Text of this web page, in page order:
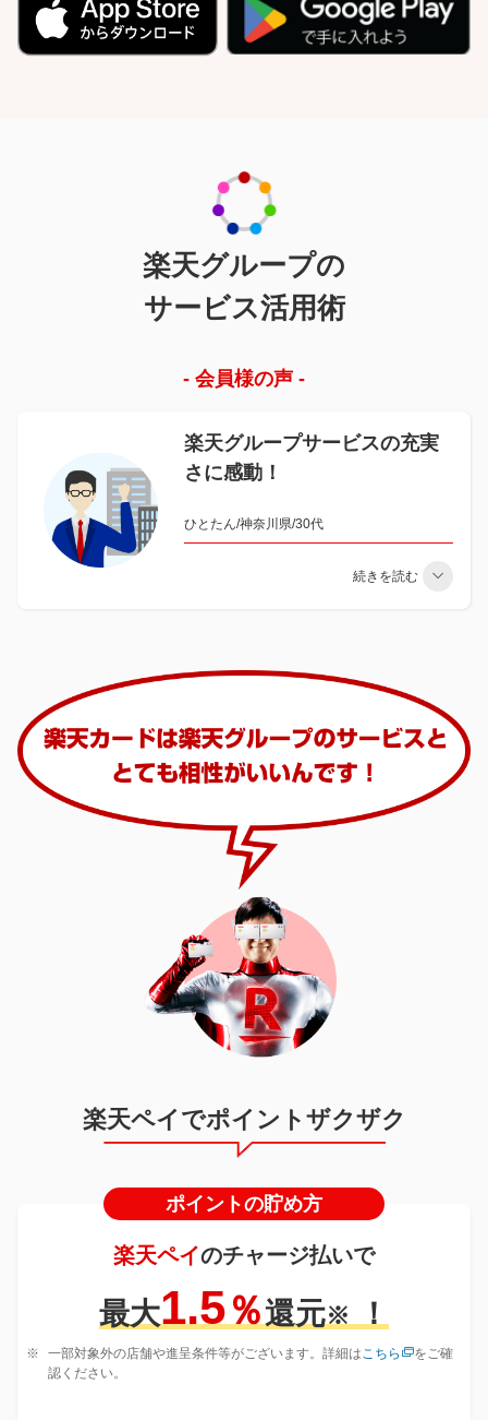
楽天グループの
サービス活用術
- 会員様の声 -
楽天グループサービスの充実
さに感動！
ひとたん/神奈川県/30代
楽天ペイでポイントザクザク
ポイントの貯め方
楽天ペイのチャージ払いで
最大1.5％還元※ ！
一部対象外の店舗や進呈条件等がございます。詳細はこちら
をご確
認ください。